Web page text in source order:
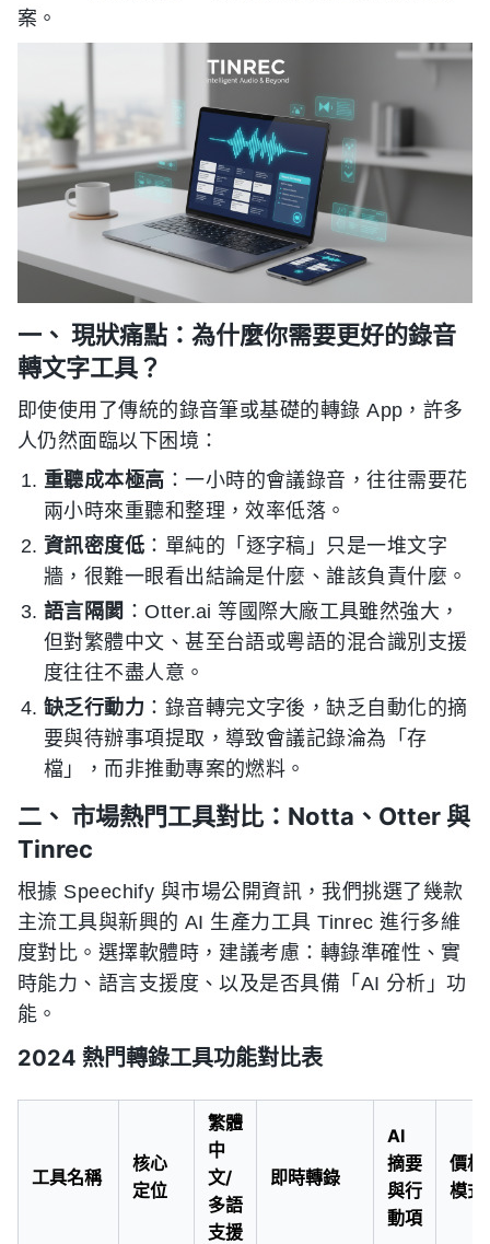
案。
一、 現狀痛點：為什麼你需要更好的錄音
轉文字工具？
即使使用了傳統的錄音筆或基礎的轉錄 App，許多
人仍然面臨以下困境：
重聽成本極高 ：一小時的會議錄音，往往需要花
兩小時來重聽和整理，效率低落。
資訊密度低 ：單純的「逐字稿」只是一堆文字
牆，很難一眼看出結論是什麼、誰該負責什麼。
語言隔閡 ：Otter.ai 等國際大廠工具雖然強大，
但對繁體中文、甚至台語或粵語的混合識別支援
度往往不盡人意。
缺乏行動力 ：錄音轉完文字後，缺乏自動化的摘
要與待辦事項提取，導致會議記錄淪為「存
檔」，而非推動專案的燃料。
二、 市場熱門工具對比：Notta、Otter 與
Tinrec
根據 Speechify 與市場公開資訊，我們挑選了幾款
主流工具與新興的 AI 生產力工具 Tinrec 進行多維
度對比。選擇軟體時，建議考慮：轉錄準確性、實
時能力、語言支援度、以及是否具備「AI 分析」功
能。
2024 熱門轉錄工具功能對比表
工具名稱
核心
定位
繁體
中
文/
多語
支援
即時轉錄
AI
摘要
與行
動項
價格
模式